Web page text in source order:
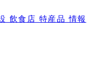
飲食店 特産品 情報